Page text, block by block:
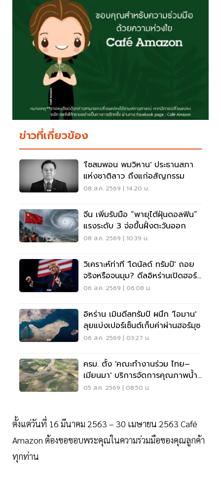
ข่าวที่เกี่ยวข้อง
'ไซสมพอน พมวิหาน' ประธานสภา
แห่งชาติลาว ถึงแก่อสัญกรรม
08 ส.ค. 2569 | 14:20 น.
จีน เพิ่มรับมือ “พายุไต้ฝุ่นดอลฟิน”
แรงระดับ 3 จ่อขึ้นฝั่งตะวันออก
08 ส.ค. 2569 | 10:39 น.
วิเคราะห์ท่าที 'โดนัลด์ ทรัมป์' ถอย
จริงหรือจนมุม? ดีลอิหร่านเปิดฮอร์
มุซ
06 ส.ค. 2569 | 06:08 น.
อิหร่าน เมินดีลทรัมป์ ผนึก 'โอมาน'
ลุยแบ่งเปอร์เซ็นต์เก็บค่าผ่านฮอร์มุซ
06 ส.ค. 2569 | 03:27 น.
ครม. ตั้ง 'คณะทำงานร่วม ไทย–
เมียนมา' บริการจัดการคุณภาพน้ำ
ข้ามแดน
05 ส.ค. 2569 | 08:50 น.
ตั้งแต่วันที่ 16 มีนาคม 2563 – 30 เมษายน 2563 Café
Amazon ต้องขอขอบพระคุณในความร่วมมือของคุณลูกค้า
ทุกท่าน